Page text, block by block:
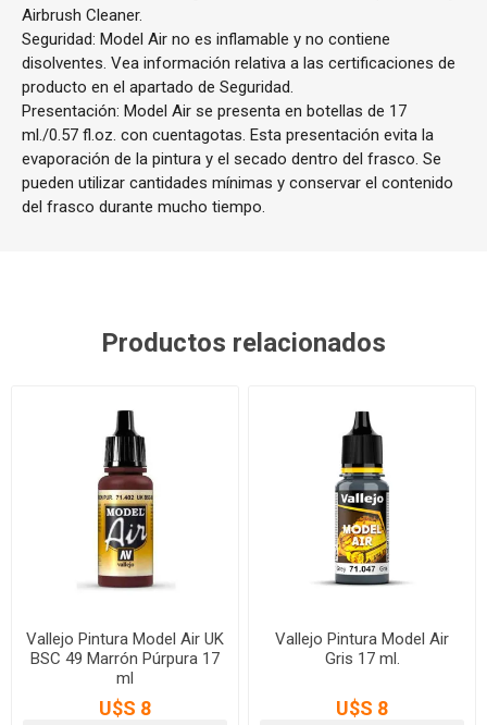
Airbrush Cleaner.
Seguridad: Model Air no es inflamable y no contiene
disolventes. Vea información relativa a las certificaciones de
producto en el apartado de Seguridad.
Presentación: Model Air se presenta en botellas de 17
ml./0.57 fl.oz. con cuentagotas. Esta presentación evita la
evaporación de la pintura y el secado dentro del frasco. Se
pueden utilizar cantidades mínimas y conservar el contenido
del frasco durante mucho tiempo.
Productos relacionados
Vallejo Pintura Model Air UK
BSC 49 Marrón Púrpura 17
ml
U$S 8
Vallejo Pintura Model Air
Gris 17 ml.
U$S 8